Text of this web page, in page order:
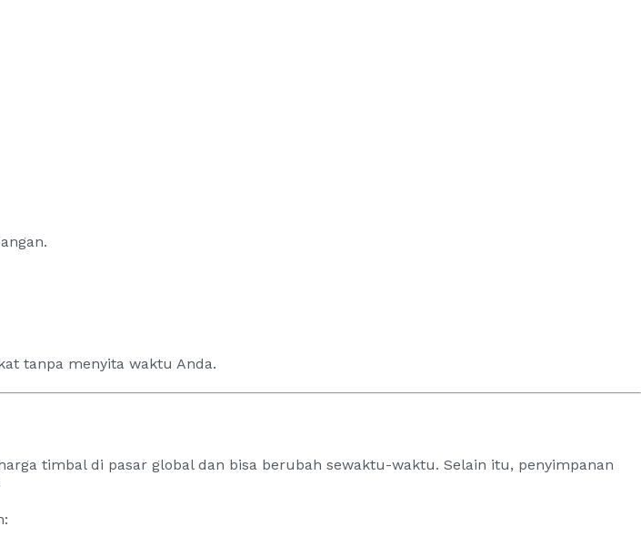
tanpa menyita waktu Anda.
timbal di pasar global dan bisa berubah sewaktu-waktu. Selain itu, penyimpanan